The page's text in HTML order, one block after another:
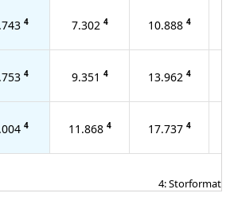
4 7.302 4 10.888 4
4 9.351 4 13.962 4
4 11.868 4 17.737 4
4: Storformat